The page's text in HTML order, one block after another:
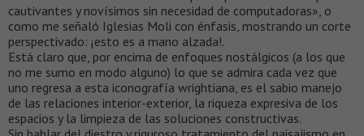
cautivantes y novísimos sin necesidad de computadoras», o
como me señaló Iglesias Moli con énfasis, mostrando un corte
perspectivado: ¡esto es a mano alzada!.
Está claro que, por encima de enfoques nostálgicos (a los que
no me sumo en modo alguno) lo que se admira cada vez que
uno regresa a esta iconografía wrightiana, es el sabio manejo
de las relaciones interior-exterior, la riqueza expresiva de los
espacios y la limpieza de las soluciones constructivas.